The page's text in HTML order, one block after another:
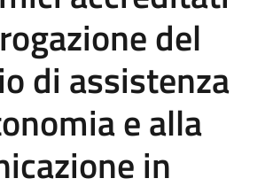
del
di assistenza
e alla
in